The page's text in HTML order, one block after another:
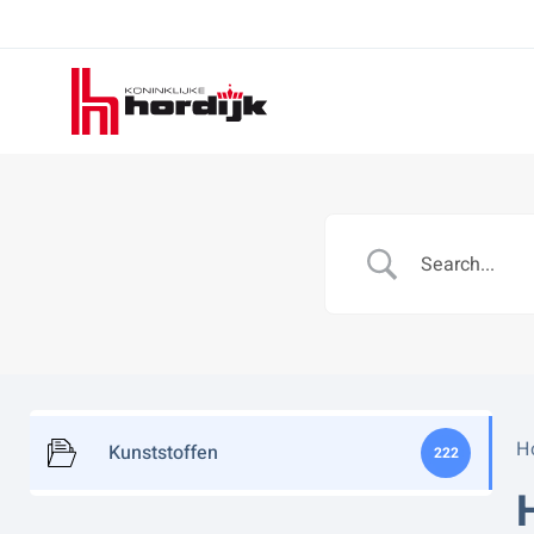
Koninklijke
Hordijk
Kunststoffen 222